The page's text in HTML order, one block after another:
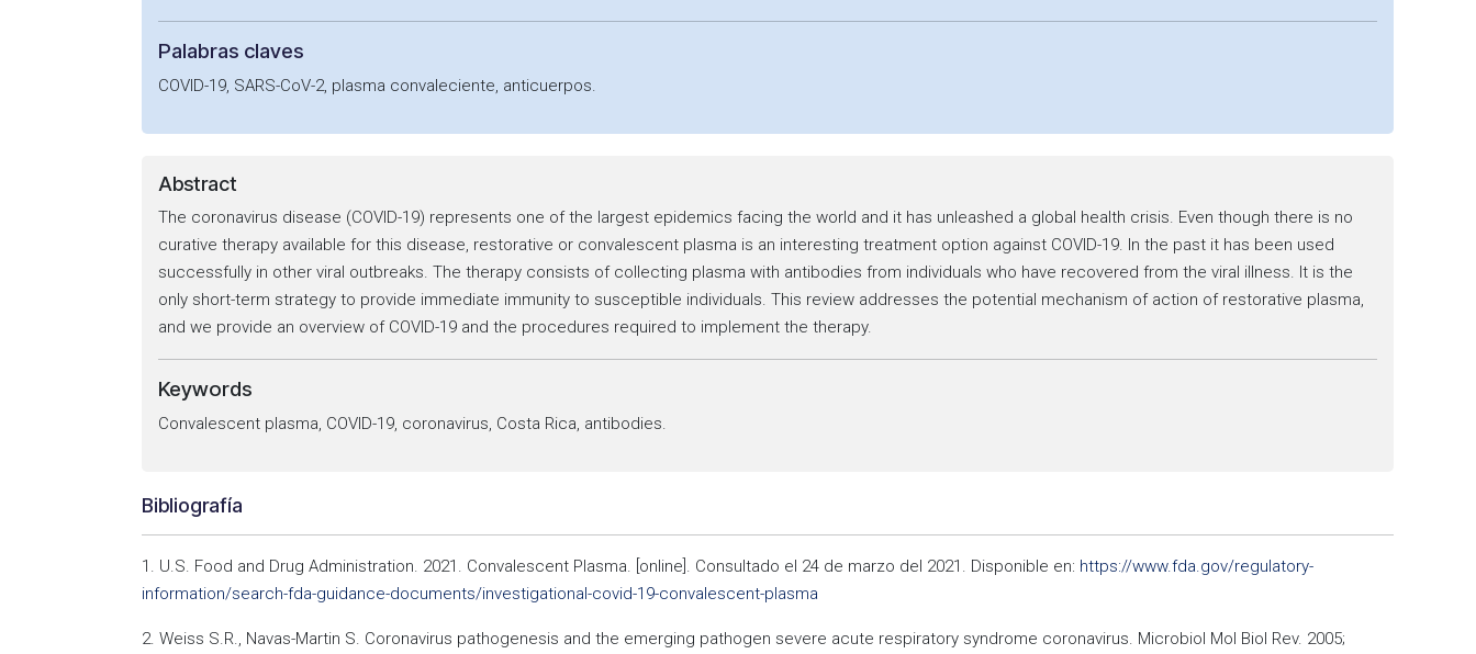
Palabras claves
COVID-19, SARS-CoV-2, plasma convaleciente, anticuerpos.
Abstract
The coronavirus disease (COVID-19) represents one of the largest epidemics facing the world and it has unleashed a global health crisis. Even though there is no
curative therapy available for this disease, restorative or convalescent plasma is an interesting treatment option against COVID-19. In the past it has been used
successfully in other viral outbreaks. The therapy consists of collecting plasma with antibodies from individuals who have recovered from the viral illness. It is the
only short-term strategy to provide immediate immunity to susceptible individuals. This review addresses the potential mechanism of action of restorative plasma,
and we provide an overview of COVID-19 and the procedures required to implement the therapy.
Keywords
Convalescent plasma, COVID-19, coronavirus, Costa Rica, antibodies.
Bibliografía
1. U.S. Food and Drug Administration. 2021. Convalescent Plasma. [online]. Consultado el 24 de marzo del 2021. Disponible en: https://www.fda.gov/regulatory-
information/search-fda-guidance-documents/investigational-covid-19-convalescent-plasma
2. Weiss S.R., Navas-Martin S. Coronavirus pathogenesis and the emerging pathogen severe acute respiratory syndrome coronavirus. Microbiol Mol Biol Rev. 2005;